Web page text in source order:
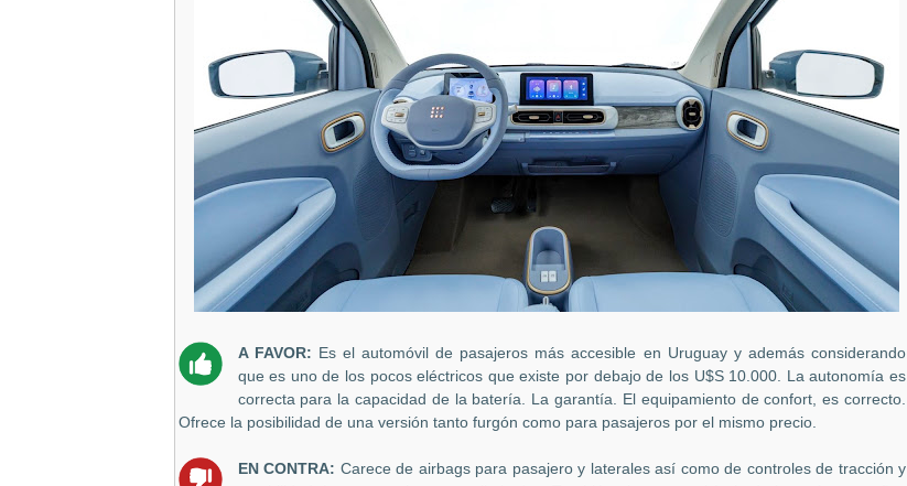
A FAVOR: Es el automóvil de pasajeros más accesible en Uruguay y además considerando
que es uno de los pocos eléctricos que existe por debajo de los U$S 10.000. La autonomía es
correcta para la capacidad de la batería. La garantía. El equipamiento de confort, es correcto.
Ofrece la posibilidad de una versión tanto furgón como para pasajeros por el mismo precio.
EN CONTRA: Carece de airbags para pasajero y laterales así como de controles de tracción y